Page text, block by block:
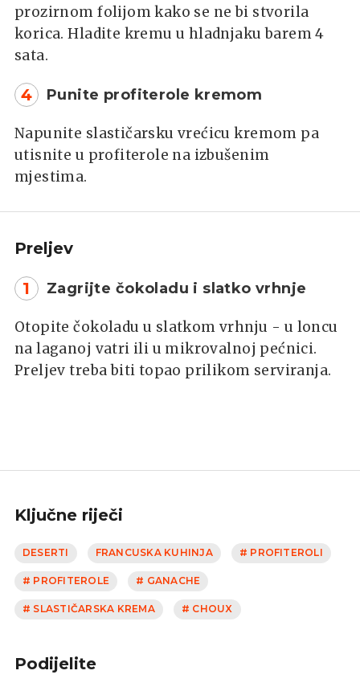
prozirnom folijom kako se ne bi stvorila
korica. Hladite kremu u hladnjaku barem 4
sata.
4 Punite profiterole kremom
Napunite slastičarsku vrećicu kremom pa
utisnite u profiterole na izbušenim
mjestima.
Preljev
1 Zagrijte čokoladu i slatko vrhnje
Otopite čokoladu u slatkom vrhnju - u loncu
na laganoj vatri ili u mikrovalnoj pećnici.
Preljev treba biti topao prilikom serviranja.
Ključne riječi
DESERTI FRANCUSKA KUHINJA # PROFITEROLI
# PROFITEROLE # GANACHE
# SLASTIČARSKA KREMA # CHOUX
Podijelite